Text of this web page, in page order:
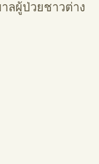
ลผู้ป่วยชาวต่าง